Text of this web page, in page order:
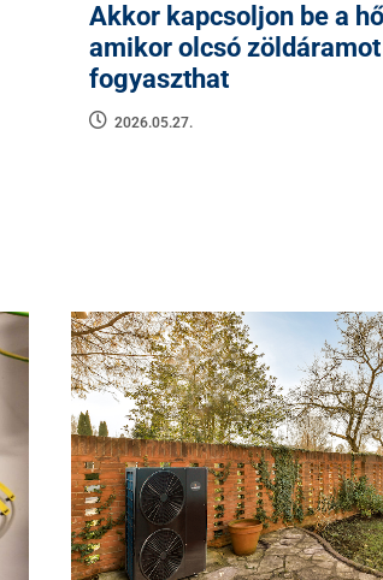
Akkor kapcsoljon be a
amikor olcsó zöldáramot
fogyaszthat
2026.05.27.